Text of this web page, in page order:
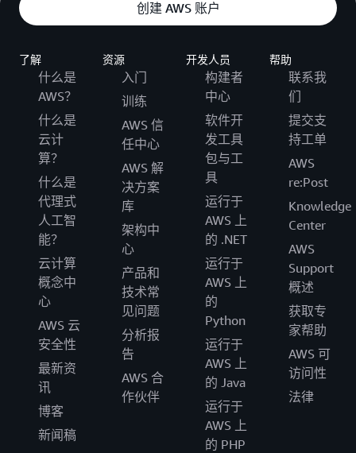
创建 AWS 账户
了解
什么是
AWS？
什么是
云计
算？
什么是
代理式
人工智
能？
云计算
概念中
心
AWS 云
安全性
最新资
讯
博客
新闻稿
资源
入门
训练
AWS 信
任中心
AWS 解
决方案
库
架构中
心
产品和
技术常
见问题
分析报
告
AWS 合
作伙伴
开发人员
构建者
中心
软件开
发工具
包与工
具
运行于
AWS 上
的 .NET
运行于
AWS 上
的
Python
运行于
AWS 上
的 Java
运行于
AWS 上
的 PHP
帮助
联系我
们
提交支
持工单
AWS
re:Post
Knowledge
Center
AWS
Support
概述
获取专
家帮助
AWS 可
访问性
法律